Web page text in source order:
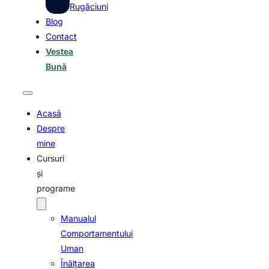
Rugăciuni
Blog
Contact
Vestea
Bună
Acasă
Despre
mine
Cursuri
şi
programe
Manualul
Comportamentului
Uman
Înălţarea